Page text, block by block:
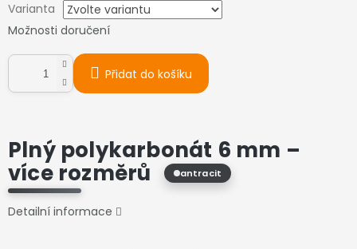
Varianta
Možnosti doručení
Přidat do košíku
Plný polykarbonát 6 mm –
více rozměrů
antracit
Detailní informace